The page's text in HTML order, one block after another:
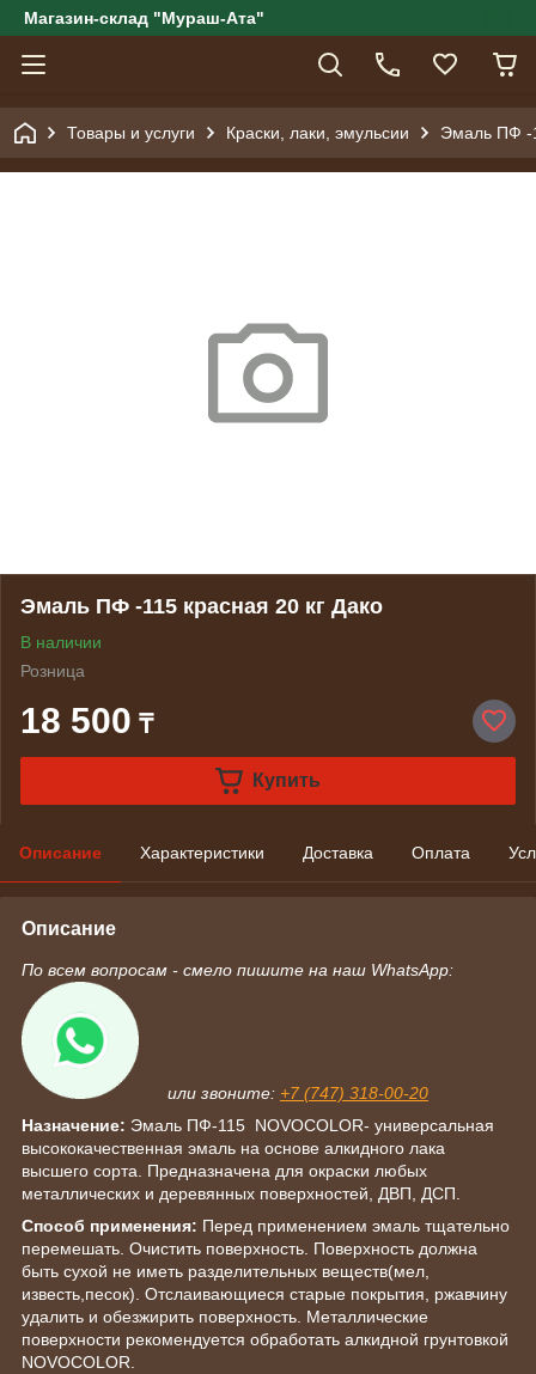
Магазин-склад "Мураш-Ата"
Товары и услуги Краски, лаки, эмульсии Эмаль ПФ -
Эмаль ПФ -115 красная 20 кг Дако
В наличии
Розница
18 500 ₸
Купить
Описание Характеристики Доставка Оплата
Описание
По всем вопросам - смело пишите на наш WhatsApp:
или звоните: +7 (747) 318-00-20
Назначение: Эмаль ПФ-115 NOVOCOLOR- универсальная
высококачественная эмаль на основе алкидного лака
высшего сорта. Предназначена для окраски любых
металлических и деревянных поверхностей, ДВП, ДСП.
Cпособ применения: Перед применением эмаль тщательно
перемешать. Очистить поверхность. Поверхность должна
быть сухой не иметь разделительных веществ(мел,
известь,песок). Отслаивающиеся старые покрытия, ржавчину
удалить и обезжирить поверхность. Металлические
поверхности рекомендуется обработать алкидной грунтовкой
NOVOCOLOR.